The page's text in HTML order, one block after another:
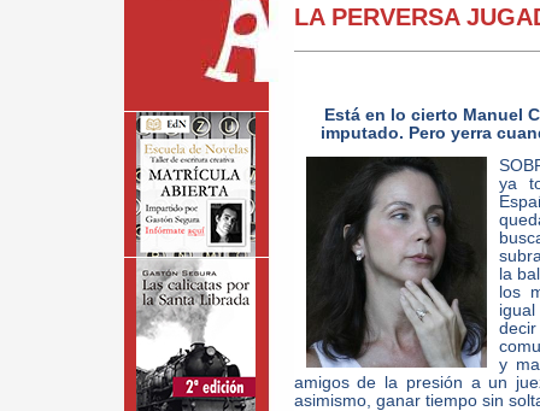
LA PERVERSA
Está en lo cierto Manuel
imputado. Pero yerra
ya
la
los
y
amigos de la presión a un
asimismo, ganar tiempo sin